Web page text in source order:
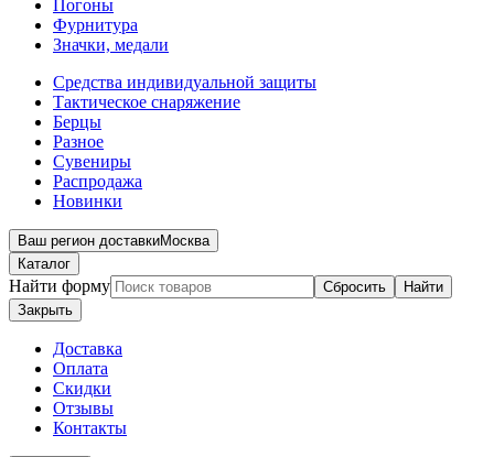
Погоны
Фурнитура
Значки, медали
Средства индивидуальной защиты
Тактическое снаряжение
Берцы
Разное
Сувениры
Распродажа
Новинки
Ваш регион доставкиМосква
Каталог
Найти форму Сбросить
Найти
Закрыть
Доставка
Оплата
Скидки
Отзывы
Контакты